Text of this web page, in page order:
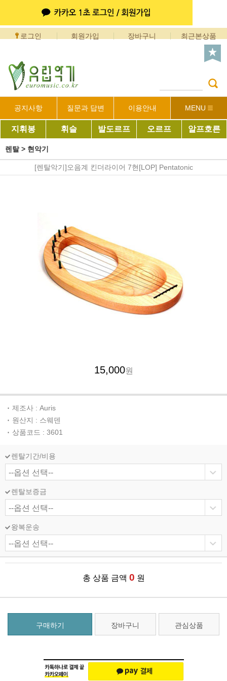
로그인 회원가입 장바구니 최근본상품
공지사항 질문과 답변 이용안내 MENU
지휘봉 휘슬 발도르프 오르프 알프호른
렌탈> 현악기
[렌탈악기]오음계 킨더라이어 7현[LOP] Pentatonic
15,000원
제조사 : Auris
원산지 : 스웨덴
상품코드 : 3601
렌탈기간/비용
렌탈보증금
왕복운송
총 상품 금액 0 원
구매하기 장바구니 관심상품